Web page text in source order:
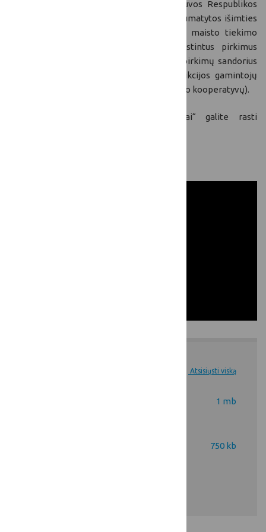
Pagrindinis dėmesys buvo skiriamas Lietuvos Respublikos
viešųjų pirkimų įstatyme (71 str. 6d.19p) numatytos išimties
maisto produktų pirkimams iš trumpųjų maisto tiekimo
grandinių paaiškinimui, vykdant supaprastintus pirkimus
neskelbiamų derybų būdu ir į tiesioginių pirkimų sandorius
įtraukiant kuo daugiau žemės ūkio produkcijos gamintojų
(ūkininkų, žemės ūkio bendrovių, žemės ūkio kooperatyvų).
Žemiau esančioje skiltyje „Dokumentai“ galite rasti
Atsisiųsti viską
1 mb
750 kb